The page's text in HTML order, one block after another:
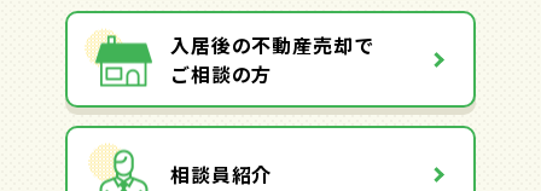
入居後の不動産売却で
ご相談の方
相談員紹介